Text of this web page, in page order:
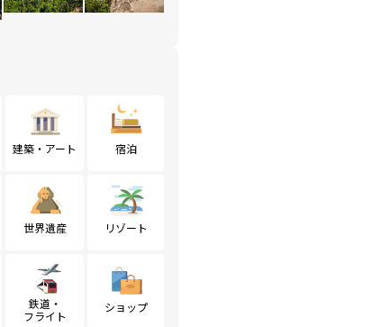
建築・アート 宿泊
世界遺産 リゾート
鉄道・
フライト
ショップ